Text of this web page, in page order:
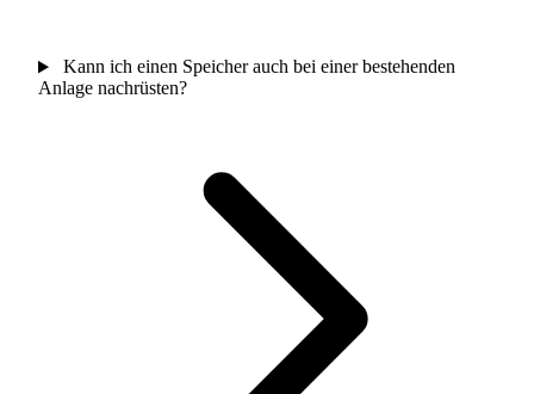
Kann ich einen Speicher auch bei einer bestehenden
Anlage nachrüsten?